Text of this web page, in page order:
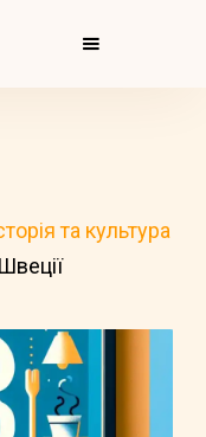
та культура